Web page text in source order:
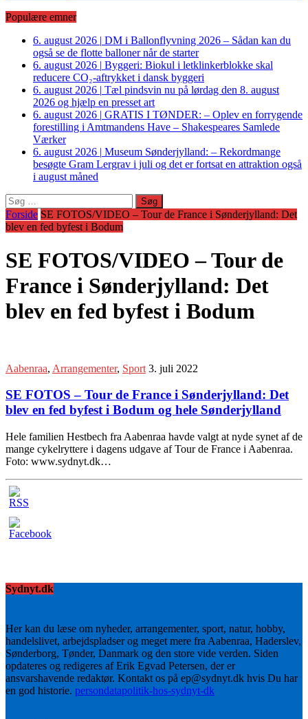
Populære emner
6. august 2026 | DM i Ballonflyvning 2026 – Sådan kan du
også se de flotte balloner når de starter
6. august 2026 | Byggeri: Biokul i letklinkerblokke skal
reducere CO₂-aftrykket i dansk byggeri
6. august 2026 | Tæl pindsvin nu på lørdag den 8. august
2026 og hjælp en presset art
6. august 2026 | GRATIS I TØNDER: – Oplev en forrygende
forestilling i Amtmandens Have – Shakespeares Samlede
Værker
6. august 2026 | Museum Sønderjylland: – Rekordmange
besøgte Gram Lergrav i juli og det er fortsat en attraktion også
i august måned
Søg
efter:
Forside SE FOTOS/VIDEO – Tour de France i Sønderjylland: Det
blev en fed byfest i Bodum
SE FOTOS/VIDEO – Tour de
France i Sønderjylland: Det
blev en fed byfest i Bodum
Aabenraa, Arrangementer, Sport 3. juli 2022
SE FOTOS – Tour de France i Sønderjylland: Det
blev en fed byfest i Bodum og hele Sønderjylland
Hele familien Hestbech fra Aabenraa havde valgt at nyde synet af de
mange cykelryttere i dagens udgave af Tour de France i Aabenraa.
Foto: www.sydnyt.dk…
Sydnyt.dk
Her kan du læse om nyheder, arrangementer, sport, natur, hobby,
handelslivet, arbejdspladser og meget mere fra Aabenraa, Haderslev,
Sønderborg, Tønder, Danmark og den store vide verden. Siden
opdateres og redigeres af Erik Egvad Petersen, der er
ansvarshavende redaktør. Kontakt os på ep@sydnyt.dk hvis Du har
en god historie. persondatapolitik-hos-sydnyt-dk